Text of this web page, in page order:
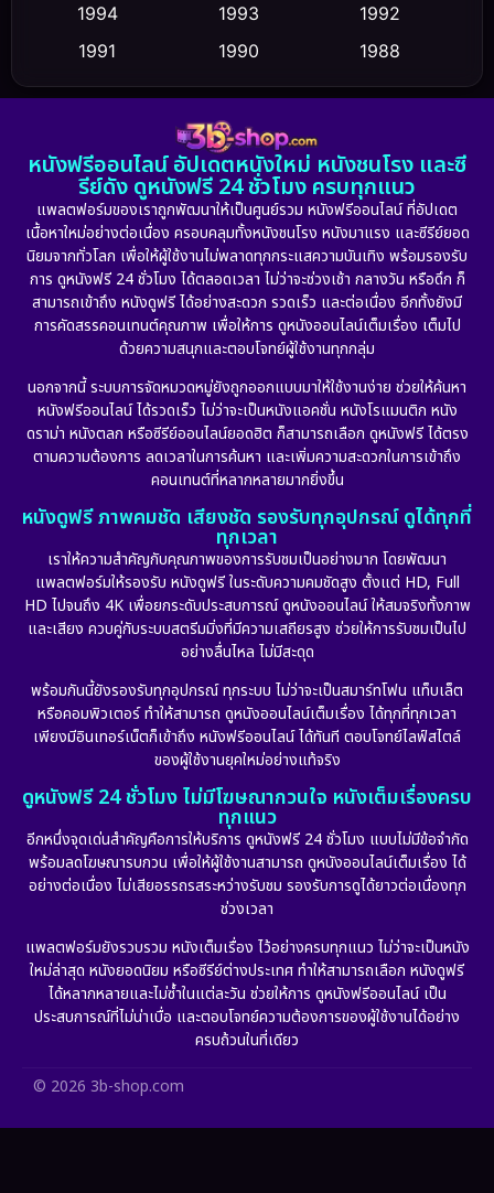
Culture (23)
Dance เต้น
Detective สืบสวน (5)
Detective สืบสวน (56)
Disaster (10)
Disney+ (21)
Drama ดราม่า (875)
Dystopian (17)
Emotional (101)
Epic มหากาพย์ (17)
Erotic (10)
Fantasy จินตนาการ (248)
Film
Gothic (6)
HBO GO (10)
HBO Max (2)
Healing
Heist (7)
1994
1993
1992
1991
1990
1988
1986
1985
1983
1981
1974
1971 1962
หนังฟรีออนไลน์ อัปเดตหนังใหม่ หนังชนโรง และซี
รีย์ดัง ดูหนังฟรี 24 ชั่วโมง ครบทุกแนว
แพลตฟอร์มของเราถูกพัฒนาให้เป็นศูนย์รวม หนังฟรีออนไลน์ ที่อัปเดต
เนื้อหาใหม่อย่างต่อเนื่อง ครอบคลุมทั้งหนังชนโรง หนังมาแรง และซีรีย์ยอด
นิยมจากทั่วโลก เพื่อให้ผู้ใช้งานไม่พลาดทุกกระแสความบันเทิง พร้อมรองรับ
การ ดูหนังฟรี 24 ชั่วโมง ได้ตลอดเวลา ไม่ว่าจะช่วงเช้า กลางวัน หรือดึก ก็
สามารถเข้าถึง หนังดูฟรี ได้อย่างสะดวก รวดเร็ว และต่อเนื่อง อีกทั้งยังมี
การคัดสรรคอนเทนต์คุณภาพ เพื่อให้การ ดูหนังออนไลน์เต็มเรื่อง เต็มไป
ด้วยความสนุกและตอบโจทย์ผู้ใช้งานทุกกลุ่ม
นอกจากนี้ ระบบการจัดหมวดหมู่ยังถูกออกแบบมาให้ใช้งานง่าย ช่วยให้ค้นหา
หนังฟรีออนไลน์ ได้รวดเร็ว ไม่ว่าจะเป็นหนังแอคชั่น หนังโรแมนติก หนัง
ดราม่า หนังตลก หรือซีรีย์ออนไลน์ยอดฮิต ก็สามารถเลือก ดูหนังฟรี ได้ตรง
ตามความต้องการ ลดเวลาในการค้นหา และเพิ่มความสะดวกในการเข้าถึง
คอนเทนต์ที่หลากหลายมากยิ่งขึ้น
หนังดูฟรี ภาพคมชัด เสียงชัด รองรับทุกอุปกรณ์ ดูได้ทุกที่
ทุกเวลา
เราให้ความสำคัญกับคุณภาพของการรับชมเป็นอย่างมาก โดยพัฒนา
แพลตฟอร์มให้รองรับ หนังดูฟรี ในระดับความคมชัดสูง ตั้งแต่ HD, Full
HD ไปจนถึง 4K เพื่อยกระดับประสบการณ์ ดูหนังออนไลน์ ให้สมจริงทั้งภาพ
และเสียง ควบคู่กับระบบสตรีมมิ่งที่มีความเสถียรสูง ช่วยให้การรับชมเป็นไป
อย่างลื่นไหล ไม่มีสะดุด
พร้อมกันนี้ยังรองรับทุกอุปกรณ์ ทุกระบบ ไม่ว่าจะเป็นสมาร์ทโฟน แท็บเล็ต
หรือคอมพิวเตอร์ ทำให้สามารถ ดูหนังออนไลน์เต็มเรื่อง ได้ทุกที่ทุกเวลา
เพียงมีอินเทอร์เน็ตก็เข้าถึง หนังฟรีออนไลน์ ได้ทันที ตอบโจทย์ไลฟ์สไตล์
ของผู้ใช้งานยุคใหม่อย่างแท้จริง
ดูหนังฟรี 24 ชั่วโมง ไม่มีโฆษณากวนใจ หนังเต็มเรื่องครบ
ทุกแนว
อีกหนึ่งจุดเด่นสำคัญคือการให้บริการ ดูหนังฟรี 24 ชั่วโมง แบบไม่มีข้อจำกัด
พร้อมลดโฆษณารบกวน เพื่อให้ผู้ใช้งานสามารถ ดูหนังออนไลน์เต็มเรื่อง ได้
อย่างต่อเนื่อง ไม่เสียอรรถรสระหว่างรับชม รองรับการดูได้ยาวต่อเนื่องทุก
ช่วงเวลา
แพลตฟอร์มยังรวบรวม หนังเต็มเรื่อง ไว้อย่างครบทุกแนว ไม่ว่าจะเป็นหนัง
ใหม่ล่าสุด หนังยอดนิยม หรือซีรีย์ต่างประเทศ ทำให้สามารถเลือก หนังดูฟรี
ได้หลากหลายและไม่ซ้ำในแต่ละวัน ช่วยให้การ ดูหนังฟรีออนไลน์ เป็น
ประสบการณ์ที่ไม่น่าเบื่อ และตอบโจทย์ความต้องการของผู้ใช้งานได้อย่าง
ครบถ้วนในที่เดียว
© 2026 3b-shop.com